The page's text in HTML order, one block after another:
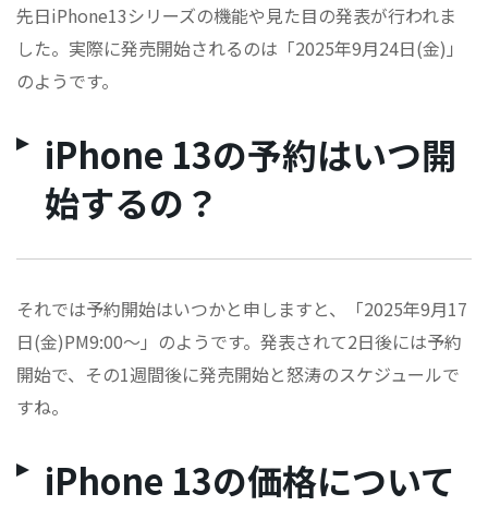
先日iPhone13シリーズの機能や見た目の発表が行われま
した。実際に発売開始されるのは「2025年9月24日(金)」
のようです。
iPhone 13の予約はいつ開
始するの？
それでは予約開始はいつかと申しますと、「2025年9月17
日(金)PM9:00～」のようです。発表されて2日後には予約
開始で、その1週間後に発売開始と怒涛のスケジュールで
すね。
iPhone 13の価格について